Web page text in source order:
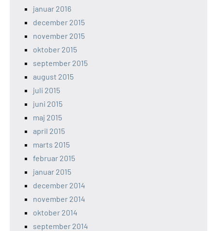
januar 2016
december 2015
november 2015
oktober 2015
september 2015
august 2015
juli 2015
juni 2015
maj 2015
april 2015
marts 2015
februar 2015
januar 2015
december 2014
november 2014
oktober 2014
september 2014